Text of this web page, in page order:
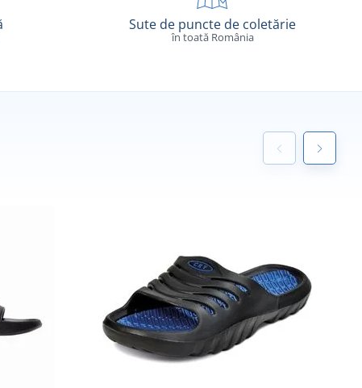
Sute de puncte de coletărie
în toată România